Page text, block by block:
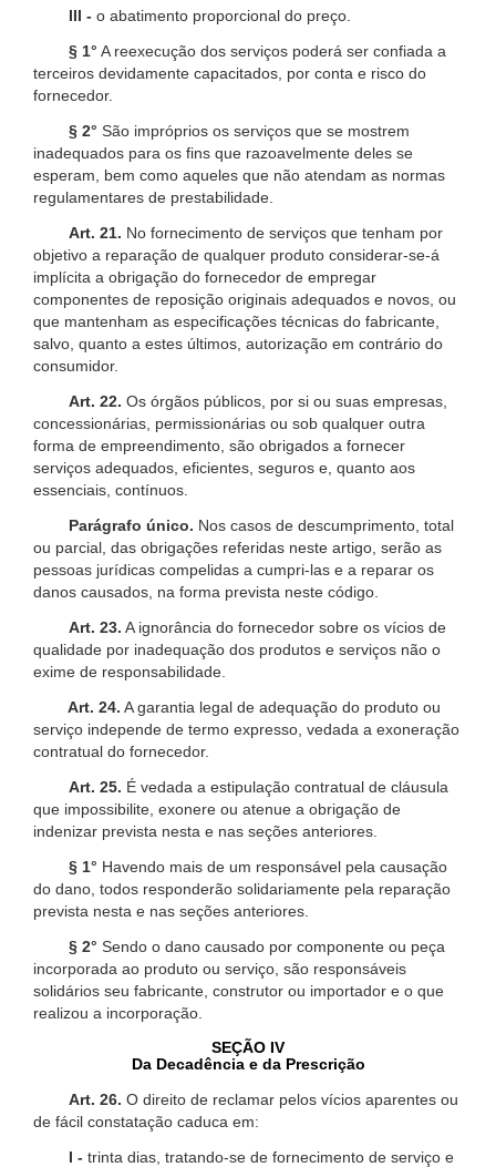
III - o abatimento proporcional do preço.
§ 1° A reexecução dos serviços poderá ser confiada a
terceiros devidamente capacitados, por conta e risco do
fornecedor.
§ 2° São impróprios os serviços que se mostrem
inadequados para os fins que razoavelmente deles se
esperam, bem como aqueles que não atendam as normas
regulamentares de prestabilidade.
Art. 21. No fornecimento de serviços que tenham por
objetivo a reparação de qualquer produto considerar-se-á
implícita a obrigação do fornecedor de empregar
componentes de reposição originais adequados e novos, ou
que mantenham as especificações técnicas do fabricante,
salvo, quanto a estes últimos, autorização em contrário do
consumidor.
Art. 22. Os órgãos públicos, por si ou suas empresas,
concessionárias, permissionárias ou sob qualquer outra
forma de empreendimento, são obrigados a fornecer
serviços adequados, eficientes, seguros e, quanto aos
essenciais, contínuos.
Parágrafo único. Nos casos de descumprimento, total
ou parcial, das obrigações referidas neste artigo, serão as
pessoas jurídicas compelidas a cumpri-las e a reparar os
danos causados, na forma prevista neste código.
Art. 23. A ignorância do fornecedor sobre os vícios de
qualidade por inadequação dos produtos e serviços não o
exime de responsabilidade.
Art. 24. A garantia legal de adequação do produto ou
serviço independe de termo expresso, vedada a exoneração
contratual do fornecedor.
Art. 25. É vedada a estipulação contratual de cláusula
que impossibilite, exonere ou atenue a obrigação de
indenizar prevista nesta e nas seções anteriores.
§ 1° Havendo mais de um responsável pela causação
do dano, todos responderão solidariamente pela reparação
prevista nesta e nas seções anteriores.
§ 2° Sendo o dano causado por componente ou peça
incorporada ao produto ou serviço, são responsáveis
solidários seu fabricante, construtor ou importador e o que
realizou a incorporação.
SEÇÃO IV
Da Decadência e da Prescrição
Art. 26. O direito de reclamar pelos vícios aparentes ou
de fácil constatação caduca em:
I - trinta dias, tratando-se de fornecimento de serviço e